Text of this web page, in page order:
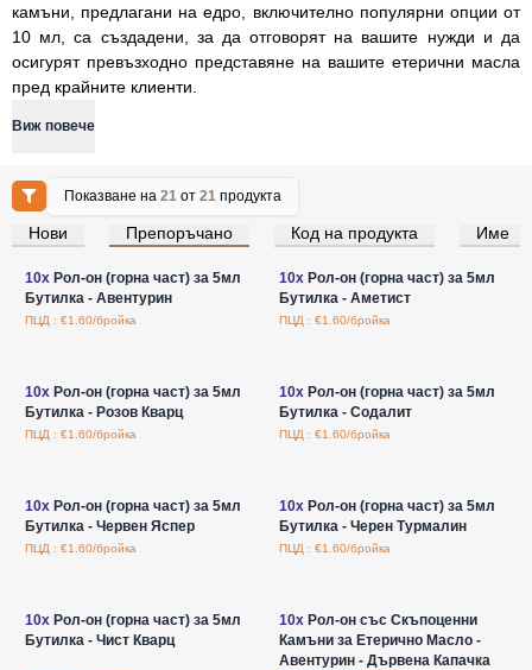
камъни, предлагани на едро, включително популярни опции от
10 мл, са създадени, за да отговорят на вашите нужди и да
осигурят превъзходно представяне на вашите етерични масла
пред крайните клиенти.
Виж повече
Показване на21 от21 продукта
Нови Препоръчано Код на продукта Име
Влезте за цени на едро
10xРол-он (горна част) за 5мл
Бутилка - Авентурин
ПЦД : €1.60/бройка
Влезте за цени на едро
10xРол-он (горна част) за 5мл
Бутилка - Аметист
ПЦД : €1.60/бройка
10xРол-он (горна част) за 5мл
Бутилка - Розов Кварц
ПЦД : €1.60/бройка
10xРол-он (горна част) за 5мл
Бутилка - Содалит
ПЦД : €1.60/бройка
10xРол-он (горна част) за 5мл
Бутилка - Червен Яспер
ПЦД : €1.60/бройка
10xРол-он (горна част) за 5мл
Бутилка - Черен Турмалин
ПЦД : €1.60/бройка
10xРол-он (горна част) за 5мл
Бутилка - Чист Кварц
10xРол-он със Скъпоценни
Камъни за Етерично Масло -
Авентурин - Дървена Капачка